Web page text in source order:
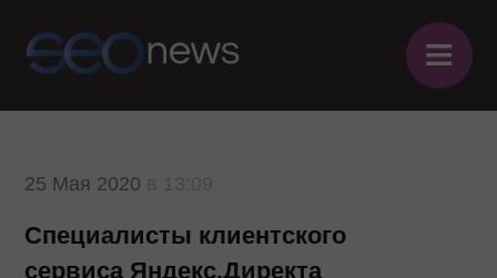
≡
25 Мая 2020
Специалисты клиентского
сервиса Яндекс.Директа